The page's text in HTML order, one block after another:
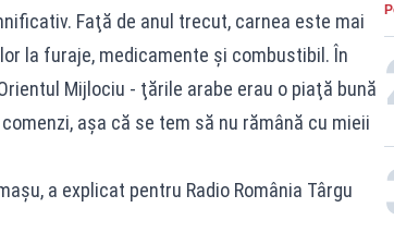
Faţă de anul trecut, carnea este mai
la furaje, medicamente şi combustibil. În
Mijlociu - ţările arabe erau o piaţă bună
aşa că se tem să nu rămână cu mieii
a explicat pentru Radio România Târgu